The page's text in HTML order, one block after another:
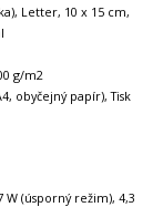
Letter, 10 x 15 cm,
g/m2
obyčejný papír), Tisk
(úsporný režim), 4,3